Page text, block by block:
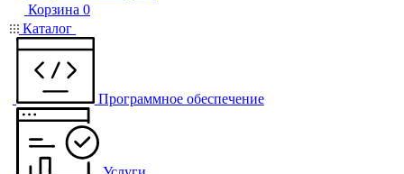
Корзина 0
Каталог
Программное обеспечение